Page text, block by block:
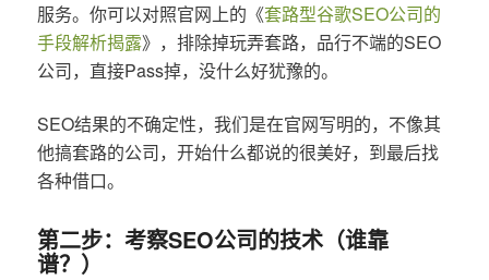
服务。你可以对照官网上的《套路型谷歌SEO公司的
手段解析揭露》，排除掉玩弄套路，品行不端的SEO
公司，直接Pass掉，没什么好犹豫的。
SEO结果的不确定性，我们是在官网写明的，不像其
他搞套路的公司，开始什么都说的很美好，到最后找
各种借口。
第二步：考察SEO公司的技术（谁靠
谱？）